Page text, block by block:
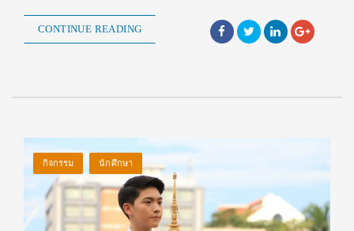
CONTINUE READING
กิจกรรม นักศึกษา